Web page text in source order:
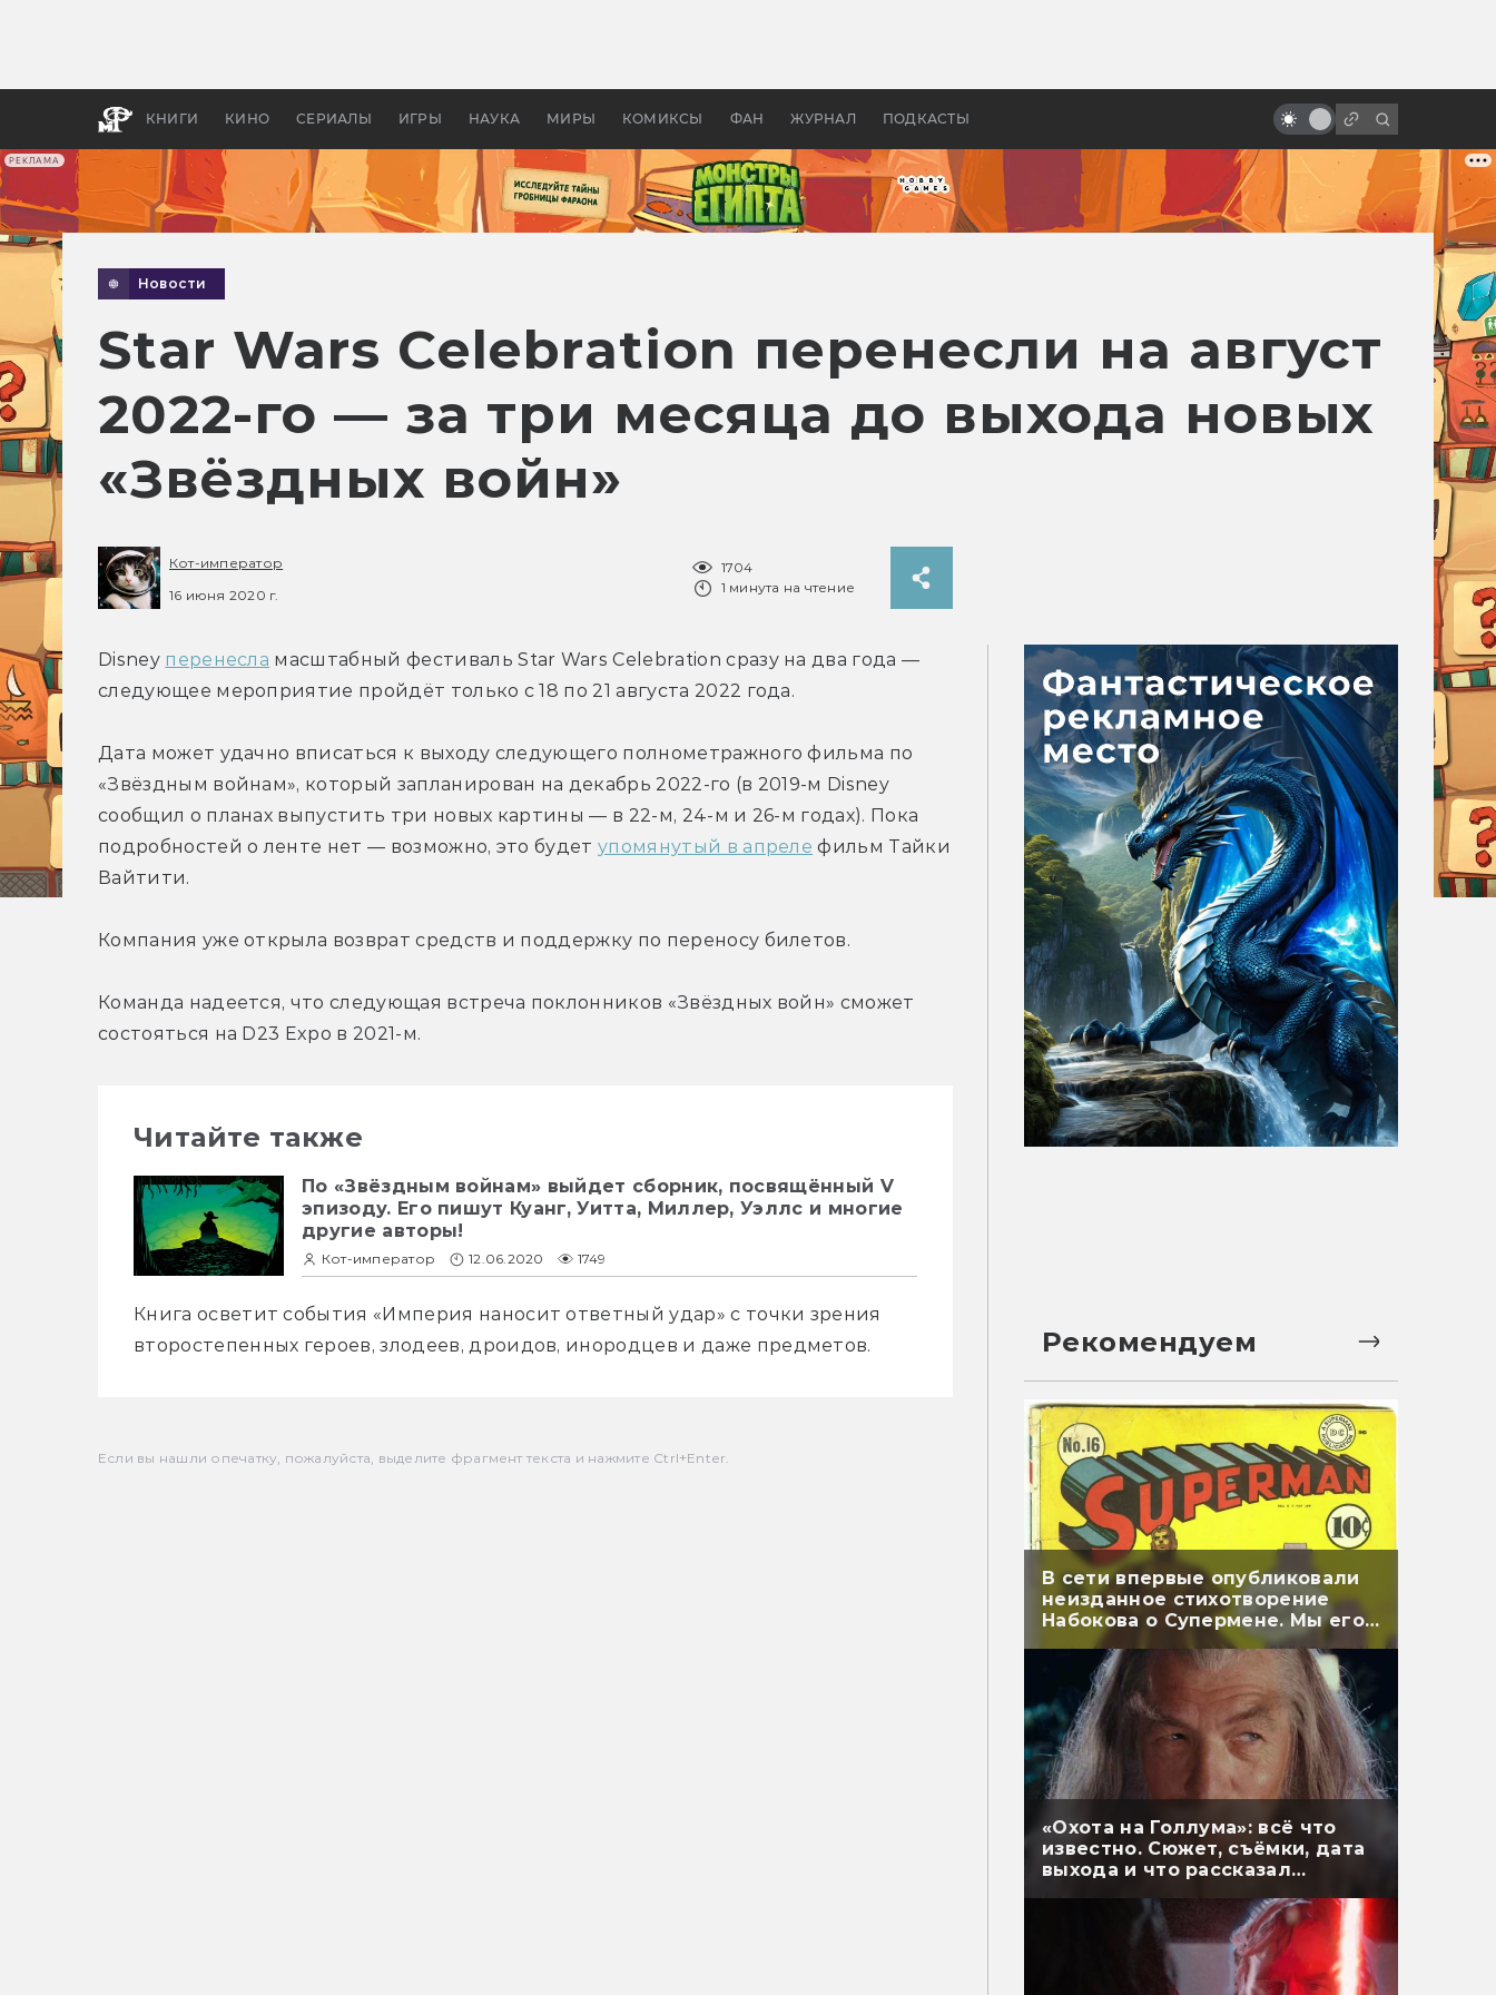
РЕКЛАМА
КНИГИ КИНО СЕРИАЛЫ ИГРЫ НАУКА МИРЫ КОМИКСЫ ФАН ЖУРНАЛ ПОДКАСТЫ
апокалипсис, в России —
бы «Властелина колец»
на провал
Новости
Star Wars Celebration перенесли на август
2022-го — за три месяца до выхода новых
«Звёздных войн»
Кот-император
16 июня 2020 г.
1704
1 минута на чтение
Disney перенесла масштабный фестиваль Star Wars Celebration сразу на два года —
следующее мероприятие пройдёт только с 18 по 21 августа 2022 года.
Дата может удачно вписаться к выходу следующего полнометражного фильма по
«Звёздным войнам», который запланирован на декабрь 2022-го (в 2019-м Disney
сообщил о планах выпустить три новых картины — в 22-м, 24-м и 26-м годах). Пока
подробностей о ленте нет — возможно, это будет упомянутый в апреле фильм Тайки
Вайтити.
Компания уже открыла возврат средств и поддержку по переносу билетов.
Команда надеется, что следующая встреча поклонников «Звёздных войн» сможет
состояться на D23 Expo в 2021-м.
Читайте также
По «Звёздным войнам» выйдет сборник, посвящённый V
эпизоду. Его пишут Куанг, Уитта, Миллер, Уэллс и многие
другие авторы!
Кот-император 12.06.2020 1749
Книга осветит события «Империя наносит ответный удар» с точки зрения
второстепенных героев, злодеев, дроидов, инородцев и даже предметов.
Если вы нашли опечатку, пожалуйста, выделите фрагмент текста и нажмите Ctrl+Enter.
Рекомендуем
В сети впервые опубликовали
неизданное стихотворение
Набокова о Супермене. Мы его
перевели
«Охота на Голлума»: всё что
известно. Сюжет, съёмки, дата
выхода и что рассказал